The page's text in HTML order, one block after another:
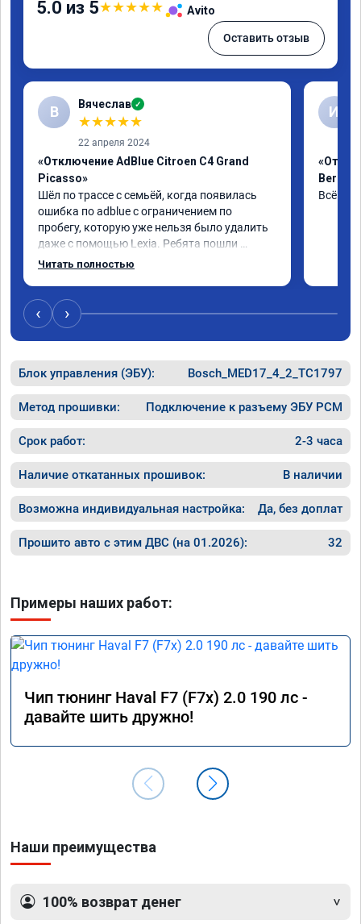
5.0 из 5★★★★★ Avito
Оставить отзыв
В Вячеслав ✓
★★★★★
22 апреля 2024
«Отключение AdBlue Citroen C4 Grand
Picasso»
Шёл по трассе с семьёй, когда появилась
ошибка по adblue с ограничением по
пробегу, которую уже нельзя было удалить
даже с помощью Lexia. Ребята пошли
навстречу, оперативно приняли и за час
Читать полностью
И
Всё
‹ ›
Блок управления (ЭБУ): Bosch_MED17_4_2_TC1797
Метод прошивки: Подключение к разъему ЭБУ PCM
Срок работ: 2-3 часа
Наличие откатанных прошивок: В наличии
Возможна индивидуальная настройка: Да, без доплат
Прошито авто с этим ДВС (на 01.2026): 32
Примеры наших работ:
Чип тюнинг Haval F7 (F7x) 2.0 190 лс -
давайте шить дружно!
Наши преимущества
100% возврат денег